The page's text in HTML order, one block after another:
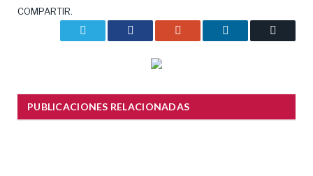
COMPARTIR.
Facebook
PUBLICACIONES RELACIONADAS